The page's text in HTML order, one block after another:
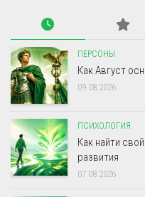
ПЕРСОНЫ
Как Август
09.08.2026
ПСИХОЛОГИЯ
Как найти
развития
07.08.2026